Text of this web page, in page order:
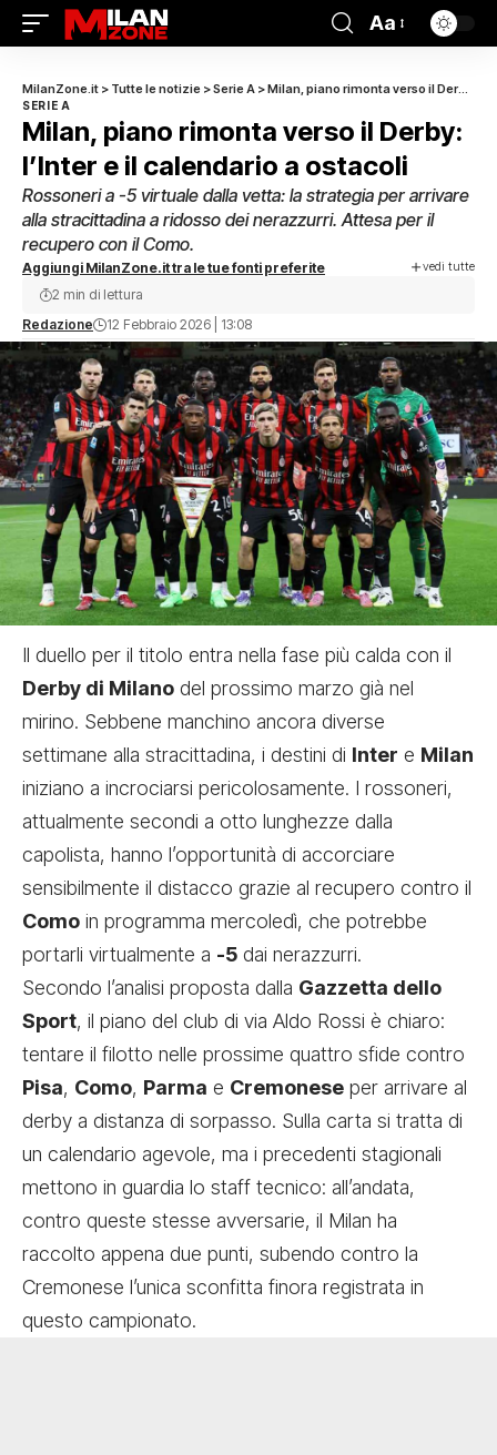
Aa
MilanZone.it > Tutte le notizie >Serie A >Milan, piano rimonta verso il Derby: l’Inter e il calendario a ostacoli
SERIE A
Milan, piano rimonta verso il Derby:
l’Inter e il calendario a ostacoli
Rossoneri a -5 virtuale dalla vetta: la strategia per arrivare
alla stracittadina a ridosso dei nerazzurri. Attesa per il
recupero con il Como.
Aggiungi MilanZone.it tra le tue fonti preferite vedi tutte
Redazione 12 Febbraio 2026 | 13:08
2 min di lettura
Il duello per il titolo entra nella fase più calda con il
Derby di Milano del prossimo marzo già nel
mirino. Sebbene manchino ancora diverse
settimane alla stracittadina, i destini di Inter e Milan
iniziano a incrociarsi pericolosamente. I rossoneri,
attualmente secondi a otto lunghezze dalla
capolista, hanno l’opportunità di accorciare
sensibilmente il distacco grazie al recupero contro il
Como in programma mercoledì, che potrebbe
portarli virtualmente a -5 dai nerazzurri.
Secondo l’analisi proposta dalla Gazzetta dello
Sport, il piano del club di via Aldo Rossi è chiaro:
tentare il filotto nelle prossime quattro sfide contro
Pisa, Como, Parma e Cremonese per arrivare al
derby a distanza di sorpasso. Sulla carta si tratta di
un calendario agevole, ma i precedenti stagionali
mettono in guardia lo staff tecnico: all’andata,
contro queste stesse avversarie, il Milan ha
raccolto appena due punti, subendo contro la
Cremonese l’unica sconfitta finora registrata in
questo campionato.